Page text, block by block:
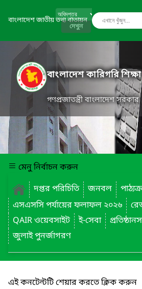
বাংলাদেশ জাতীয় তথ্য বাতায়ন
দেখুন
বাংলাদেশ কারিগরি
গণপ্রজাতন্ত্রী বাংলাদেশ সরকার
মেনু নির্বাচন করুন
দপ্তর পরিচিতি
জনবল
এসএসসি পর্যায়ের ফলাফল ২০২৬
QAIR ওয়েবসাইট
ই-সেবা
জুলাই পুনর্জাগরণ
এই কনটেন্টটি শেয়ার করতে ক্লিক করুন